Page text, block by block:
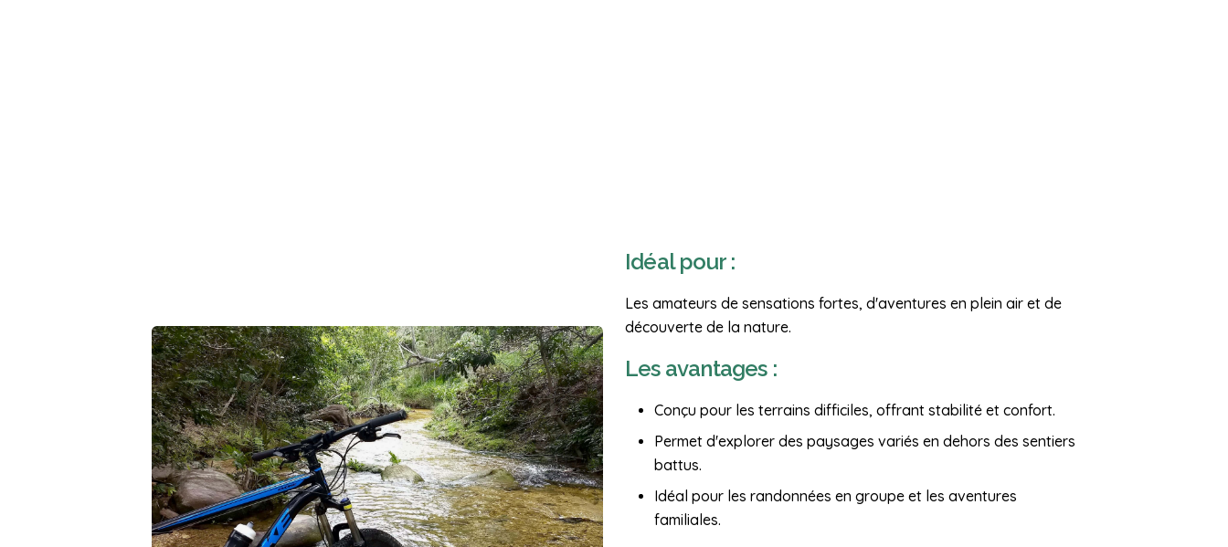
Idéal pour :
Les amateurs de sensations fortes, d'aventures en plein air et de
découverte de la nature.
Les avantages :
Conçu pour les terrains difficiles, offrant stabilité et confort.
Permet d'explorer des paysages variés en dehors des sentiers
battus.
Idéal pour les randonnées en groupe et les aventures
familiales.